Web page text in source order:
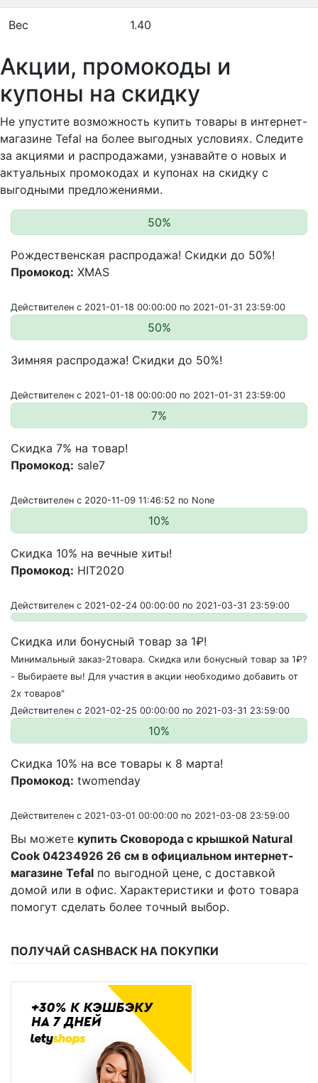
Вес 1.40
Акции, промокоды и
купоны на скидку
Не упустите возможность купить товары в интернет-
магазине Tefal на более выгодных условиях. Следите
за акциями и распродажами, узнавайте о новых и
актуальных промокодах и купонах на скидку с
выгодными предложениями.
50%
Рождественская распродажа! Скидки до 50%!
Промокод: XMAS
Действителен с 2021-01-18 00:00:00 по 2021-01-31 23:59:00
50%
Зимняя распродажа! Скидки до 50%!
Действителен с 2021-01-18 00:00:00 по 2021-01-31 23:59:00
7%
Скидка 7% на товар!
Промокод: sale7
Действителен с 2020-11-09 11:46:52 по None
10%
Скидка 10% на вечные хиты!
Промокод: HIT2020
Действителен с 2021-02-24 00:00:00 по 2021-03-31 23:59:00
Скидка или бонусный товар за 1₽!
Минимальный заказ-2товара. Скидка или бонусный товар за 1₽?
- Выбираете вы! Для участия в акции необходимо добавить от
2х товаров"
Действителен с 2021-02-25 00:00:00 по 2021-03-31 23:59:00
10%
Скидка 10% на все товары к 8 марта!
Промокод: twomenday
Действителен с 2021-03-01 00:00:00 по 2021-03-08 23:59:00
Вы можете купить Сковорода с крышкой Natural
Cook 04234926 26 см в официальном интернет-
магазине Tefal по выгодной цене, с доставкой
домой или в офис. Характеристики и фото товара
помогут сделать более точный выбор.
ПОЛУЧАЙ CASHBACK НА ПОКУПКИ